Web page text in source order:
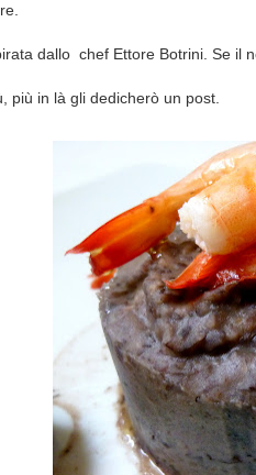
dallo chef Ettore Botrini. Se il
più in là gli dedicherò un post.